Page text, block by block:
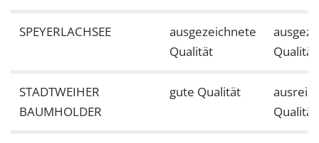
SPEYERLACHSEE
ausgezeichnete
Qualität
Qualität
STADTWEIHER
BAUMHOLDER
gute Qualität
Qualität